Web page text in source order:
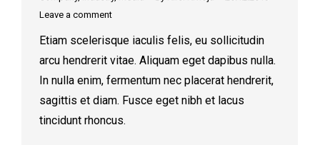
Leave a comment
Etiam scelerisque iaculis felis, eu sollicitudin
arcu hendrerit vitae. Aliquam eget dapibus nulla.
In nulla enim, fermentum nec placerat hendrerit,
sagittis et diam. Fusce eget nibh et lacus
tincidunt rhoncus.